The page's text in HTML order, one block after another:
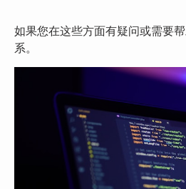
如果您在这些方面有疑问或需要
系。